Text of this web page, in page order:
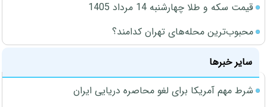
قیمت سکه و طلا چهارشنبه 14 مرداد 1405
محبوب‌ترین محله‌های تهران کدامند؟
سایر خبرها
شرط مهم آمریکا برای لغو محاصره دریایی ایران